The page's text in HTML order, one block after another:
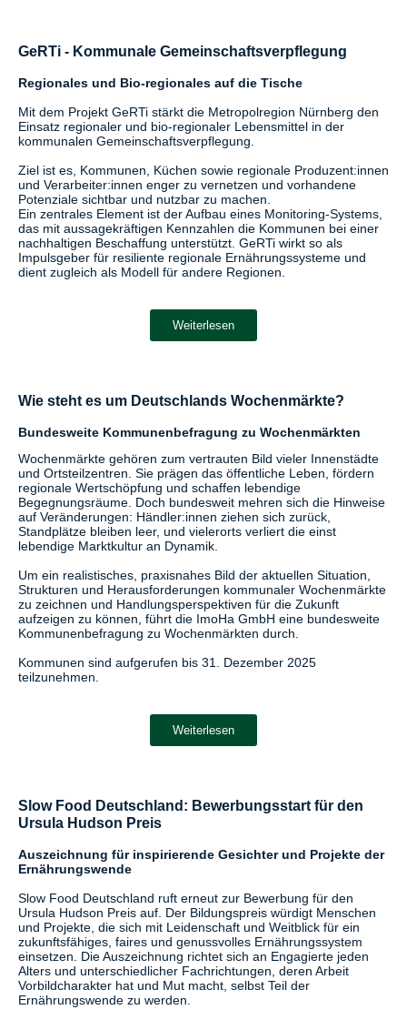
GeRTi - Kommunale Gemeinschaftsverpflegung
Regionales und Bio-regionales auf die Tische
Mit dem Projekt GeRTi stärkt die Metropolregion Nürnberg den
Einsatz regionaler und bio-regionaler Lebensmittel in der
kommunalen Gemeinschaftsverpflegung.
Ziel ist es, Kommunen, Küchen sowie regionale Produzent:innen
und Verarbeiter:innen enger zu vernetzen und vorhandene
Potenziale sichtbar und nutzbar zu machen.
Ein zentrales Element ist der Aufbau eines Monitoring-Systems,
das mit aussagekräftigen Kennzahlen die Kommunen bei einer
nachhaltigen Beschaffung unterstützt. GeRTi wirkt so als
Impulsgeber für resiliente regionale Ernährungssysteme und
dient zugleich als Modell für andere Regionen.
Weiterlesen
Wie steht es um Deutschlands Wochenmärkte?
Bundesweite Kommunenbefragung zu Wochenmärkten
Wochenmärkte gehören zum vertrauten Bild vieler Innenstädte
und Ortsteilzentren. Sie prägen das öffentliche Leben, fördern
regionale Wertschöpfung und schaffen lebendige
Begegnungsräume. Doch bundesweit mehren sich die Hinweise
auf Veränderungen: Händler:innen ziehen sich zurück,
Standplätze bleiben leer, und vielerorts verliert die einst
lebendige Marktkultur an Dynamik.
Um ein realistisches, praxisnahes Bild der aktuellen Situation,
Strukturen und Herausforderungen kommunaler Wochenmärkte
zu zeichnen und Handlungsperspektiven für die Zukunft
aufzeigen zu können, führt die ImoHa GmbH eine bundesweite
Kommunenbefragung zu Wochenmärkten durch.
Kommunen sind aufgerufen bis 31. Dezember 2025
teilzunehmen.
Weiterlesen
Slow Food Deutschland: Bewerbungsstart für den
Ursula Hudson Preis
Auszeichnung für inspirierende Gesichter und Projekte der
Ernährungswende
Slow Food Deutschland ruft erneut zur Bewerbung für den
Ursula Hudson Preis auf. Der Bildungspreis würdigt Menschen
und Projekte, die sich mit Leidenschaft und Weitblick für ein
zukunftsfähiges, faires und genussvolles Ernährungssystem
einsetzen. Die Auszeichnung richtet sich an Engagierte jeden
Alters und unterschiedlicher Fachrichtungen, deren Arbeit
Vorbildcharakter hat und Mut macht, selbst Teil der
Ernährungswende zu werden.